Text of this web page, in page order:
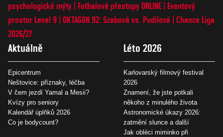
psychologické mýty
Fotbalové přestupy ONLINE
Eventový
prostor Level 9 OKTAGON 92: Szabová vs. Pudilová
Chance Liga
2026/27
Aktuálně
Epicentrum
Neštovice: příznaky, léčba
V čem jezdí Yamal a Mesii?
Kvízy pro seniory
Kalendář úplňků 2026
Co je bodycount?
Léto 2026
Karlovarský filmový festival
2026
Znamení, že jste potkali
někoho z minulého života
Astronomické úkazy 2026:
zatmění slunce a další
Jak obléci miminko při